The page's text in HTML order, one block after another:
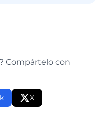
Compártelo con
X